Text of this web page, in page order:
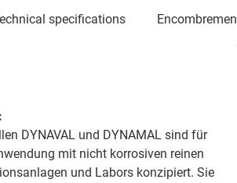
technical specifications
DYNAVAL und DYNAMAL sind für
mit nicht korrosiven reinen
und Labors konzipiert. Sie